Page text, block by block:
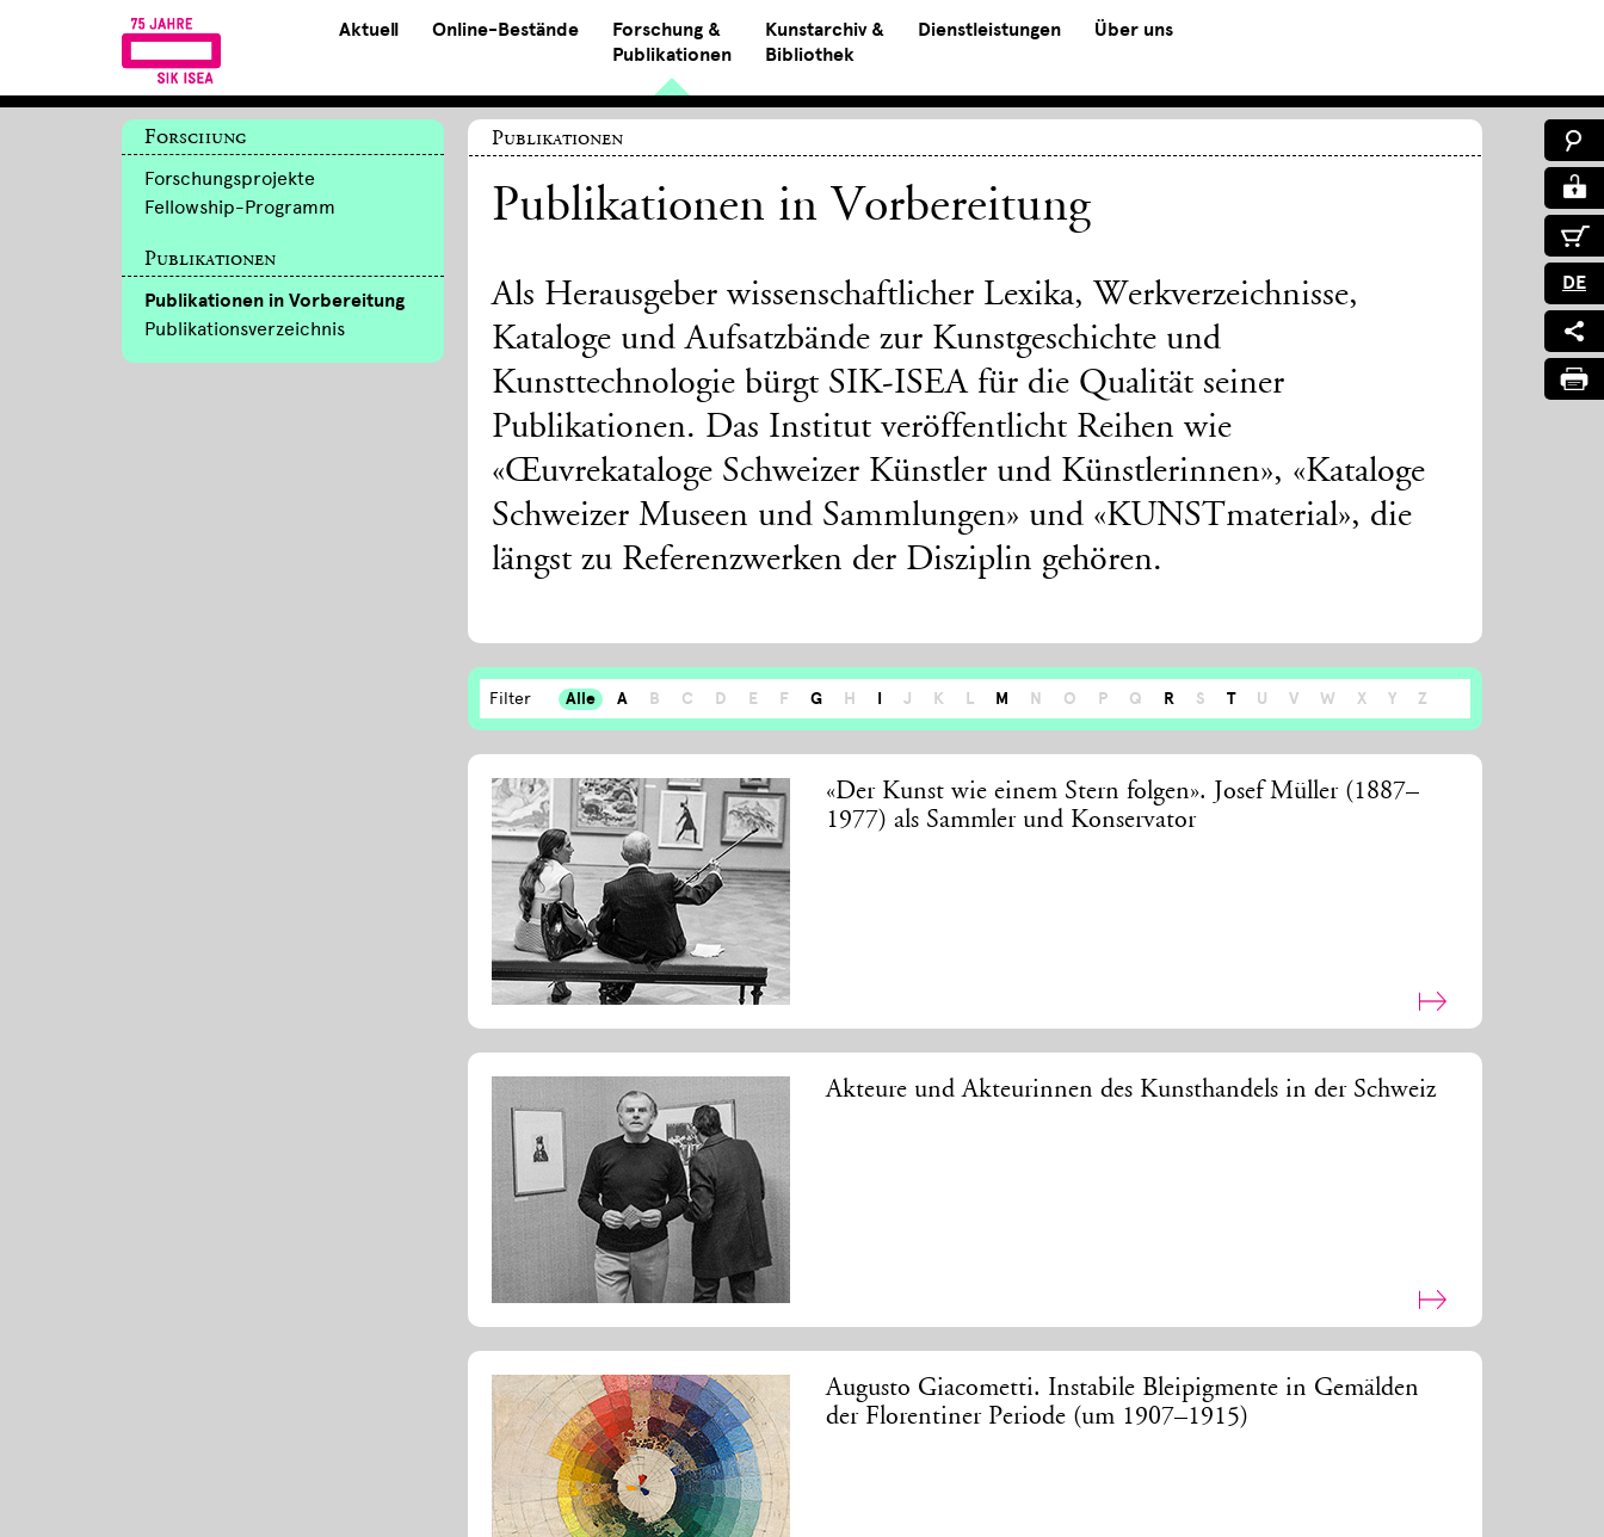
Aktuell Online-Bestände
Forschung &
Publikationen
Kunstarchiv &
Bibliothek
Dienstleistungen Über uns
DE
Forschung
Forschungsprojekte
Fellowship-Programm
Publikationen
Publikationen in Vorbereitung
Publikationsverzeichnis
Publikationen
Publikationen in Vorbereitung
Als Herausgeber wissenschaftlicher Lexika, Werkverzeichnisse,
Kataloge und Aufsatzbände zur Kunstgeschichte und
Kunsttechnologie bürgt SIK-ISEA für die Qualität seiner
Publikationen. Das Institut veröffentlicht Reihen wie
«Œuvrekataloge Schweizer Künstler und Künstlerinnen», «Kataloge
Schweizer Museen und Sammlungen» und «KUNSTmaterial», die
längst zu Referenzwerken der Disziplin gehören.
Filter Alle A B C D E F G H I J K L M N O P Q R S T U V W X Y Z
«Der Kunst wie einem Stern folgen». Josef Müller (1887–
1977) als Sammler und Konservator
Akteure und Akteurinnen des Kunsthandels in der Schweiz
Augusto Giacometti. Instabile Bleipigmente in Gemälden
der Florentiner Periode (um 1907–1915)